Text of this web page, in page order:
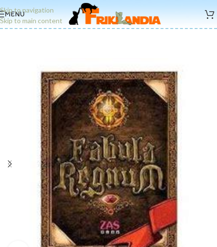
Skip to navigation
Skip to main content
MENU